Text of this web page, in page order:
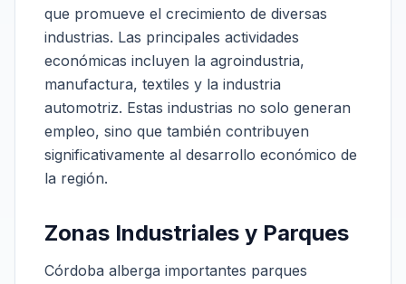
que promueve el crecimiento de diversas
industrias. Las principales actividades
económicas incluyen la agroindustria,
manufactura, textiles y la industria
automotriz. Estas industrias no solo generan
empleo, sino que también contribuyen
significativamente al desarrollo económico de
la región.
Zonas Industriales y Parques
Córdoba alberga importantes parques